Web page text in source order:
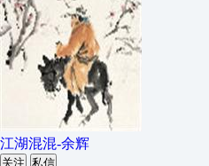
江湖混混-余辉
关注 私信